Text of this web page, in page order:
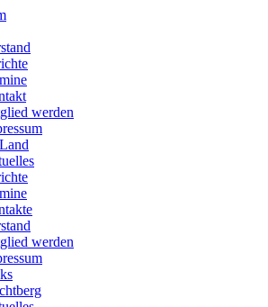
werden
werden